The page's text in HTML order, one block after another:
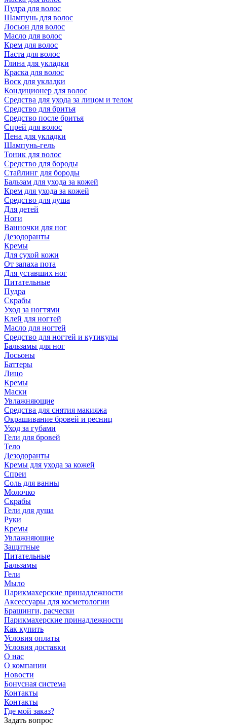
Пудра для волос
Шампунь для волос
Лосьон для волос
Масло для волос
Крем для волос
Паста для волос
Глина для укладки
Краска для волос
Воск для укладки
Кондиционер для волос
Средства для ухода за лицом и телом
Средство для бритья
Средство после бритья
Спрей для волос
Пена для укладки
Шампунь-гель
Тоник для волос
Средство для бороды
Стайлинг для бороды
Бальзам для ухода за кожей
Крем для ухода за кожей
Средство для душа
Для детей
Ноги
Ванночки для ног
Дезодоранты
Кремы
Для сухой кожи
От запаха пота
Для уставших ног
Питательные
Пудра
Скрабы
Уход за ногтями
Клей для ногтей
Масло для ногтей
Средство для ногтей и кутикулы
Бальзамы для ног
Лосьоны
Баттеры
Лицо
Кремы
Маски
Увлажняющие
Средства для снятия макияжа
Окрашивание бровей и ресниц
Уход за губами
Гели для бровей
Тело
Дезодоранты
Кремы для ухода за кожей
Спреи
Соль для ванны
Молочко
Скрабы
Гели для душа
Руки
Кремы
Увлажняющие
Защитные
Питательные
Бальзамы
Гели
Мыло
Парикмахерские принадлежности
Аксессуары для косметологии
Брашинги, расчески
Парикмахерские принадлежности
Как купить
Условия оплаты
Условия доставки
О нас
О компании
Новости
Бонусная система
Контакты
Контакты
Где мой заказ?
Задать вопрос